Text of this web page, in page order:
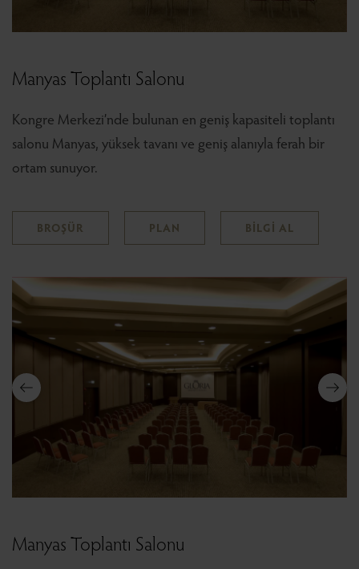
Manyas Toplantı Salonu
Kongre Merkezi’nde bulunan en geniş kapasiteli toplantı
salonu Manyas, yüksek tavanı ve geniş alanıyla ferah bir
ortam sunuyor.
BROŞÜR PLAN BİLGİ AL
Manyas Toplantı Salonu